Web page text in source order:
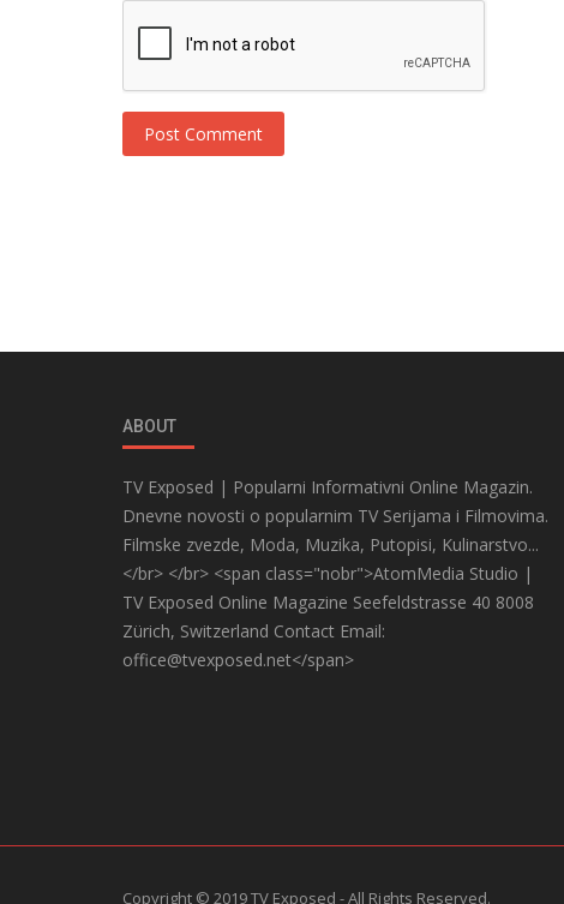
Post Comment
ABOUT
TV Exposed | Popularni Informativni Online Magazin.
Dnevne novosti o popularnim TV Serijama i Filmovima.
Filmske zvezde, Moda, Muzika, Putopisi, Kulinarstvo...
</br> </br> <span class="nobr">AtomMedia Studio |
TV Exposed Online Magazine Seefeldstrasse 40 8008
Zürich, Switzerland Contact Email:
office@tvexposed.net</span>
Copyright © 2019 TV Exposed - All Rights Reserved.